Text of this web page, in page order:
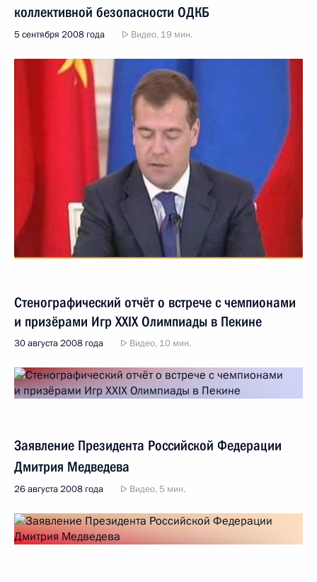
коллективной безопасности ОДКБ
5 сентября 2008 года Видео, 19 мин.
Стенографический отчёт о встрече с чемпионами
и призёрами Игр XXIX Олимпиады в Пекине
30 августа 2008 года Видео, 10 мин.
Заявление Президента Российской Федерации
Дмитрия Медведева
26 августа 2008 года Видео, 5 мин.